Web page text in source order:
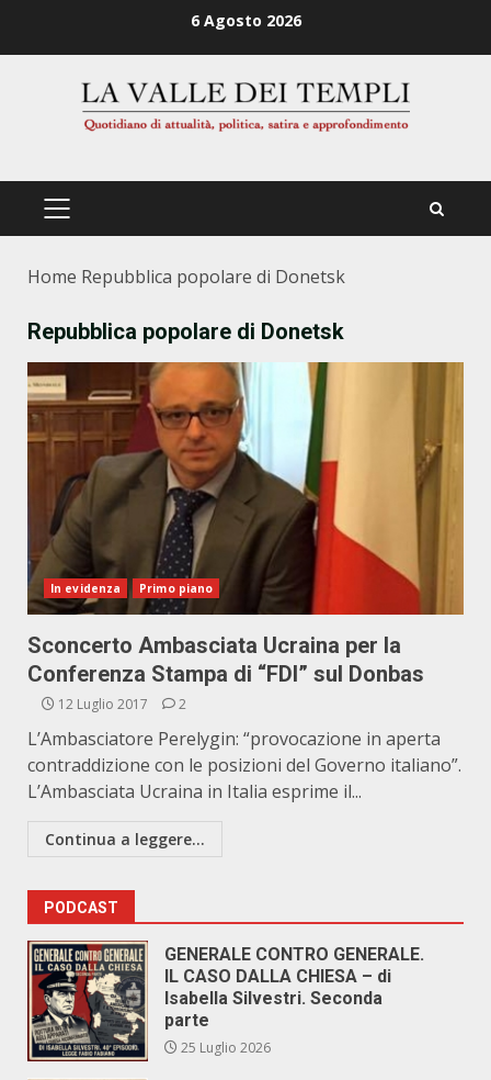
6 Agosto 2026
PRIMÄRES
Home Repubblica popolare di Donetsk
Repubblica popolare di Donetsk
In evidenza Primo piano
Sconcerto Ambasciata Ucraina per la
Conferenza Stampa di “FDI” sul Donbas
12 Luglio 2017 2
L’Ambasciatore Perelygin: “provocazione in aperta
contraddizione con le posizioni del Governo italiano”.
L’Ambasciata Ucraina in Italia esprime il...
Continua a leggere...
PODCAST
GENERALE CONTRO GENERALE.
IL CASO DALLA CHIESA – di
Isabella Silvestri. Seconda
parte
25 Luglio 2026